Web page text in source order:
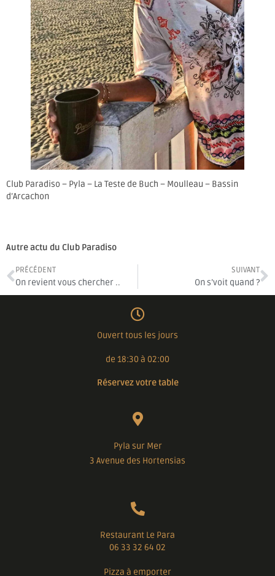
Club Paradiso – Pyla – La Teste de Buch – Moulleau – Bassin
d’Arcachon
Autre actu du Club Paradiso
PRÉCÉDENT
On revient vous chercher ..
SUIVANT
On s’voit quand ?
Ouvert tous les jours
de 18:30 à 02:00
Réservez votre table
Pyla sur Mer
3 Avenue des Hortensias
Restaurant Le Para
06 33 32 64 02
Pizza à emporter